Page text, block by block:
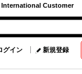
International Customer
グイン 新規登録